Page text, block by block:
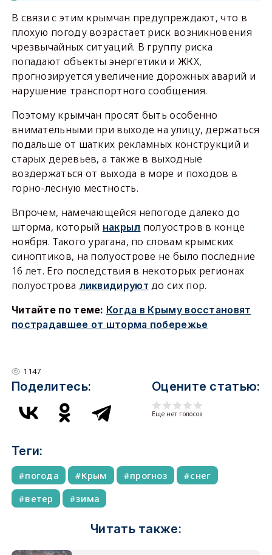
В связи с этим крымчан предупреждают, что в
плохую погоду возрастает риск возникновения
чрезвычайных ситуаций. В группу риска
попадают объекты энергетики и ЖКХ,
прогнозируется увеличение дорожных аварий и
нарушение транспортного сообщения.
Поэтому крымчан просят быть особенно
внимательными при выходе на улицу, держаться
подальше от шатких рекламных конструкций и
старых деревьев, а также в выходные
воздержаться от выхода в море и походов в
горно-лесную местность.
Впрочем, намечающейся непогоде далеко до
шторма, который накрыл полуостров в конце
ноября. Такого урагана, по словам крымских
синоптиков, на полуострове не было последние
16 лет. Его последствия в некоторых регионах
полуострова ликвидируют до сих пор.
Читайте по теме: Когда в Крыму восстановят
пострадавшее от шторма побережье
1147
Поделитесь: Оцените статью:
Еще нет голосов
Теги:
погода Крым прогноз
снег
ветер
зима
Читать также: